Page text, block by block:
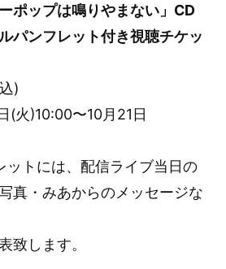
ポップは鳴りやまない」CD
パンフレット付き視聴チケッ
)
(火)10:00〜10月21日
ットには、配信ライブ当日の
真・みあからのメッセージな
致します。